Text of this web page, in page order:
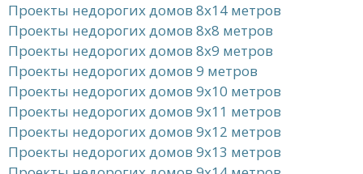
Проекты недорогих домов 8x14 метров
Проекты недорогих домов 8x8 метров
Проекты недорогих домов 8x9 метров
Проекты недорогих домов 9 метров
Проекты недорогих домов 9x10 метров
Проекты недорогих домов 9x11 метров
Проекты недорогих домов 9x12 метров
Проекты недорогих домов 9x13 метров